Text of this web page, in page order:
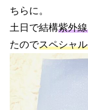
ちらに。
土日で結構紫外
たのでスペシャ